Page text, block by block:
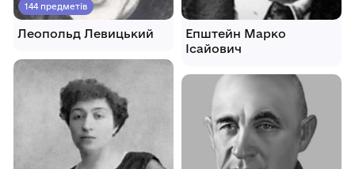
144 предметів
Леопольд Левицький
Епштейн Марко
Ісайович